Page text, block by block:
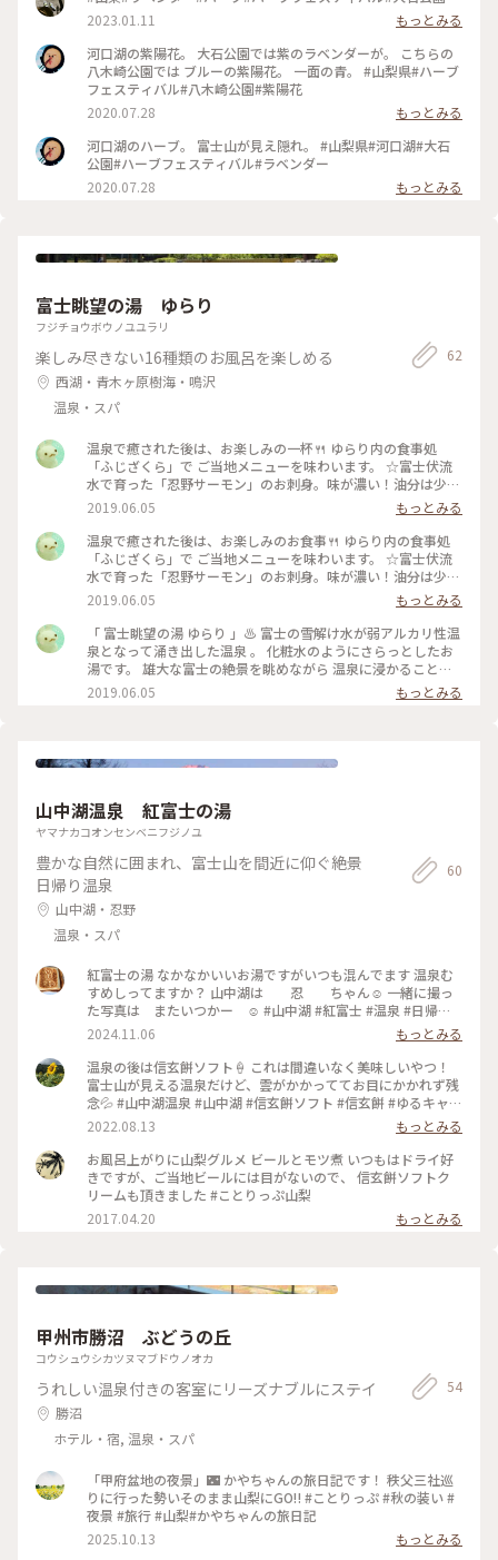
2023.01.11
もっとみる
河口湖の紫陽花。 大石公園では紫のラベンダーが。 こちらの
八木崎公園では ブルーの紫陽花。 一面の青。 #山梨県#ハーブ
フェスティバル#八木崎公園#紫陽花
2020.07.28
もっとみる
河口湖のハーブ。 富士山が見え隠れ。 #山梨県#河口湖#大石
公園#ハーブフェスティバル#ラベンダー
2020.07.28
もっとみる
富士眺望の湯 ゆらり
フジチョウボウノユユラリ
楽しみ尽きない16種類のお風呂を楽しめる
西湖・青木ヶ原樹海・鳴沢
温泉・スパ
62
温泉で癒された後は、お楽しみの一杯🍴 ゆらり内の食事処
「ふじざくら」で ご当地メニューを味わいます。 ☆富士伏流
水で育った「忍野サーモン」のお刺身。味が濃い！油分は少な
くさっぱりめ。 ☆「富士山コロッケ」は静岡産の桜えびとし
らす入り。サックサクのほくほく。桜えびの旨味が広がりま
す。 ☆山梨名物「鳥もつ煮」。甘辛しょうゆで柔らか～。 窓
から富士山を眺めながら、レモンサワーをゴクゴクと喉に流し
込みます🍋 日本の休日、最高だ👍✨ 私は忘れてしまいました
が、富士山コロッケに添えられたタルタルソースで 『冠雪コ
ロッケ』にできますよ🗻(о´∀`о) 富士眺望の湯 ゆらり ② #富
士山 #河口湖 #山梨 #湖 #温泉 #富士眺望の湯ゆらり #河口湖初
夏の旅 #初夏の彩り
2019.06.05
もっとみる
温泉で癒された後は、お楽しみのお食事🍴 ゆらり内の食事処
「ふじざくら」で ご当地メニューを味わいます。 ☆富士伏流
水で育った「忍野サーモン」のお刺身。味が濃い！油分は少な
くさっぱりめ。 ☆「富士山コロッケ」は静岡産の桜えびとし
らす入り。サックサクのほくほく。桜えびの旨味が広がりま
す。 ☆山梨名物「鳥もつ煮」。甘辛しょうゆで柔らか～。 窓
から富士山を眺めながら、レモンサワーをゴクゴクと喉に流し
込みます🍋 日本の休日、最高だ👍✨ 私は忘れてしまいました
が、富士山コロッケにタルタルソースがたっぷり添えられてい
て 『冠雪コロッケ』にできますよ🗻(о´∀`о) 富士眺望の湯 ゆ
2019.06.05
もっとみる
「 富士眺望の湯 ゆらり 」♨️ 富士の雪解け水が弱アルカリ性温
泉となって涌き出した温泉 。 化粧水のようにさらっとしたお
湯です。 雄大な富士の絶景を眺めながら 温泉に浸かることが
できます。 (写真は入口横から✨) 昨晩雪が降り雪渓ができたば
かりの霊峰。 初夏の富士山も良いですね♪ カフェミミから河
梨 #湖 #温泉 #富士眺望の湯ゆらり #日帰り温泉 #河口湖初夏の
2019.06.05 もっとみる
山中湖温泉 紅富士の湯
ヤマナカコオンセンベニフジノユ
豊かな自然に囲まれ、富士山を間近に仰ぐ絶景
日帰り温泉
山中湖・忍野
温泉・スパ
60
紅富士の湯 なかなかいいお湯ですがいつも混んでます 温泉む
すめしってますか？ 山中湖は 忍 ちゃん☺️ 一緒に撮っ
た写真は またいつかー ☺️ #山中湖 #紅富士 #温泉 #日帰り #
温泉むすめ
2024.11.06
もっとみる
温泉の後は信玄餅ソフト🍦 これは間違いなく美味しいやつ！
富士山が見える温泉だけど、雲がかかっててお目にかかれず残
念💦 #山中湖温泉 #山中湖 #信玄餅ソフト #信玄餅 #ゆるキャン
#富士山 #温泉
2022.08.13
もっとみる
お風呂上がりに山梨グルメ ビールとモツ煮 いつもはドライ好
きですが、ご当地ビールには目がないので、 信玄餅ソフトク
リームも頂きました #ことりっぷ山梨
2017.04.20
もっとみる
甲州市勝沼 ぶどうの丘
コウシュウシカツヌマブドウノオカ
うれしい温泉付きの客室にリーズナブルにステイ
勝沼
ホテル・宿, 温泉・スパ
54
「甲府盆地の夜景」🌃 かやちゃんの旅日記です！ 秩父三社巡
りに行った勢いそのまま山梨にGO‼️ #ことりっぷ #秋の装い #
夜景 #旅行 #山梨#かやちゃんの旅日記
2025.10.13
もっとみる